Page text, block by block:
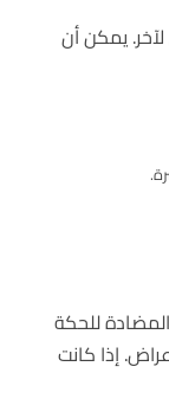
يمكن أن
للحكة
إذا كانت